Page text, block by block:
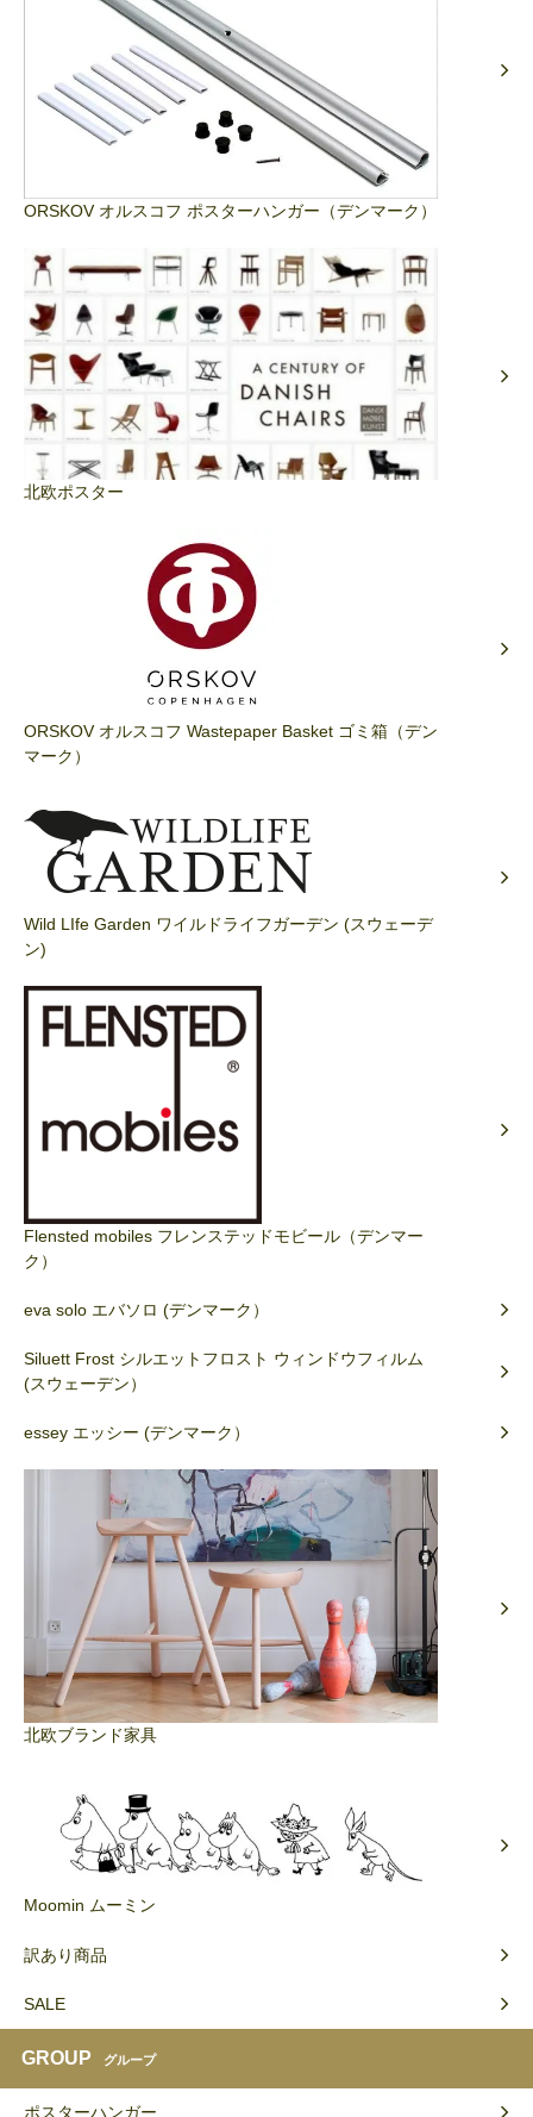
ORSKOV オルスコフ ポスターハンガー（デンマーク）
北欧ポスター
ORSKOV オルスコフ Wastepaper Basket ゴミ箱（デン
マーク）
Wild LIfe Garden ワイルドライフガーデン (スウェーデ
ン)
Flensted mobiles フレンステッドモビール（デンマー
ク）
eva solo エバソロ (デンマーク）
Siluett Frost シルエットフロスト ウィンドウフィルム
(スウェーデン）
essey エッシー (デンマーク）
北欧ブランド家具
Moomin ムーミン
訳あり商品
SALE
GROUP グループ
ポスターハンガー